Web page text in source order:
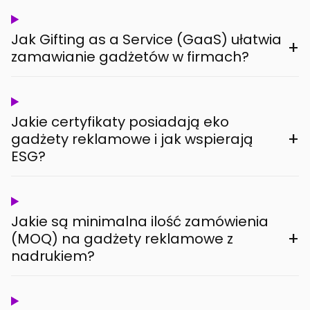
Jak Gifting as a Service (GaaS) ułatwia
zamawianie gadżetów w firmach?
+
Jakie certyfikaty posiadają eko
gadżety reklamowe i jak wspierają
ESG?
+
Jakie są minimalna ilość zamówienia
(MOQ) na gadżety reklamowe z
nadrukiem?
+